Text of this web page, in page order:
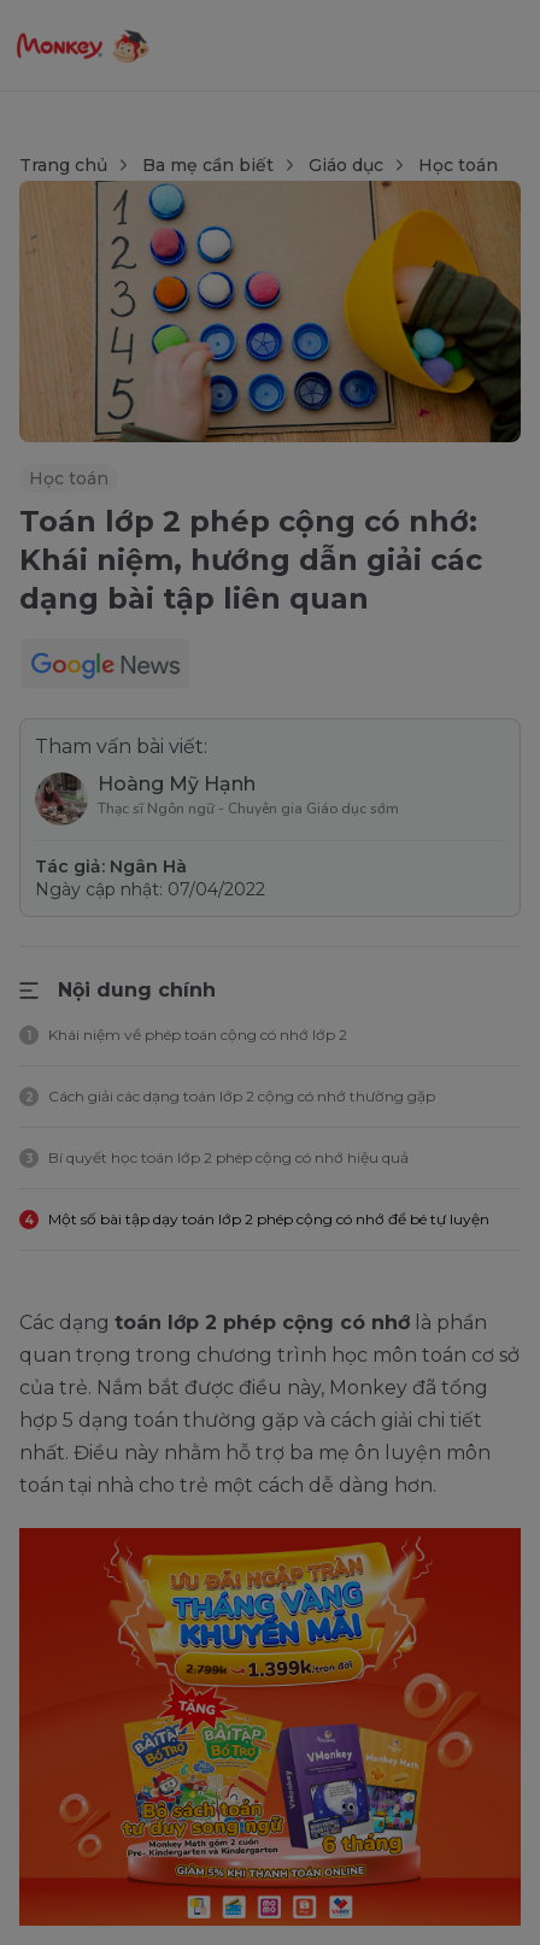
Trang chủ Ba mẹ cần biết Giáo dục Học toán
Học toán
Toán lớp 2 phép cộng có nhớ:
Khái niệm, hướng dẫn giải các
dạng bài tập liên quan
Tham vấn bài viết:
Hoàng Mỹ Hạnh
Thạc sĩ Ngôn ngữ - Chuyên gia Giáo dục sớm
Tác giả: Ngân Hà
Ngày cập nhật: 07/04/2022
Nội dung chính
1 Khái niệm về phép toán cộng có nhớ lớp 2
2 Cách giải các dạng toán lớp 2 cộng có nhớ thường gặp
3 Bí quyết học toán lớp 2 phép cộng có nhớ hiệu quả
4 Một số bài tập dạy toán lớp 2 phép cộng có nhớ để bé tự luyện
Các dạng toán lớp 2 phép cộng có nhớ là phần
quan trọng trong chương trình học môn toán cơ sở
của trẻ. Nắm bắt được điều này, Monkey đã tổng
hợp 5 dạng toán thường gặp và cách giải chi tiết
nhất. Điều này nhằm hỗ trợ ba mẹ ôn luyện môn
toán tại nhà cho trẻ một cách dễ dàng hơn.